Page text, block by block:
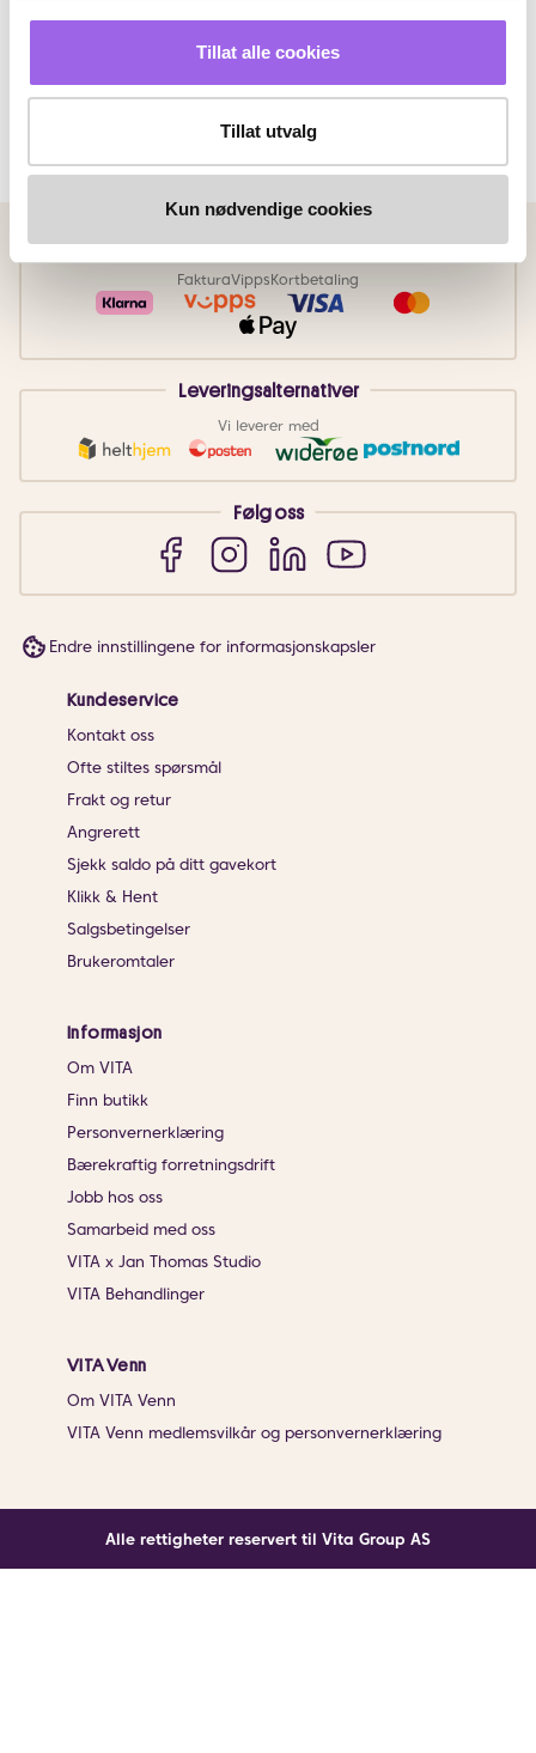
Tillat alle cookies
Tillat utvalg
Kun nødvendige cookies
Betalingsmetoder
FakturaVippsKortbetaling
Leveringsalternativer
Vi leverer med
Følg oss
Endre innstillingene for informasjonskapsler
Kundeservice
Kontakt oss
Ofte stiltes spørsmål
Frakt og retur
Angrerett
Sjekk saldo på ditt gavekort
Klikk & Hent
Salgsbetingelser
Brukeromtaler
Informasjon
Om VITA
Finn butikk
Personvernerklæring
Bærekraftig forretningsdrift
Jobb hos oss
Samarbeid med oss
VITA x Jan Thomas Studio
VITA Behandlinger
VITA Venn
Om VITA Venn
VITA Venn medlemsvilkår og personvernerklæring
Alle rettigheter reservert til Vita Group AS